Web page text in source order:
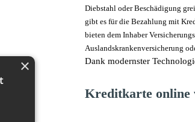
Diebstahl oder Beschädigung
gibt es für die Bezahlung mit
bieten dem Inhaber
Auslandskrankenversicherung
Dank modernster
Kreditkarte online
×